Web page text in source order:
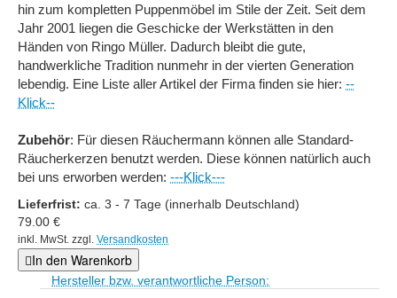
hin zum kompletten Puppenmöbel im Stile der Zeit. Seit dem
Jahr 2001 liegen die Geschicke der Werkstätten in den
Händen von Ringo Müller. Dadurch bleibt die gute,
handwerkliche Tradition nunmehr in der vierten Generation
lebendig. Eine Liste aller Artikel der Firma finden sie hier: --
Klick--
Zubehör: Für diesen Räuchermann können alle Standard-
Räucherkerzen benutzt werden. Diese können natürlich auch
bei uns erworben werden: ---Klick---
Lieferfrist: ca. 3 - 7 Tage (innerhalb Deutschland)
79.00 €
inkl. MwSt. zzgl. Versandkosten
In den Warenkorb
Hersteller bzw. verantwortliche Person: